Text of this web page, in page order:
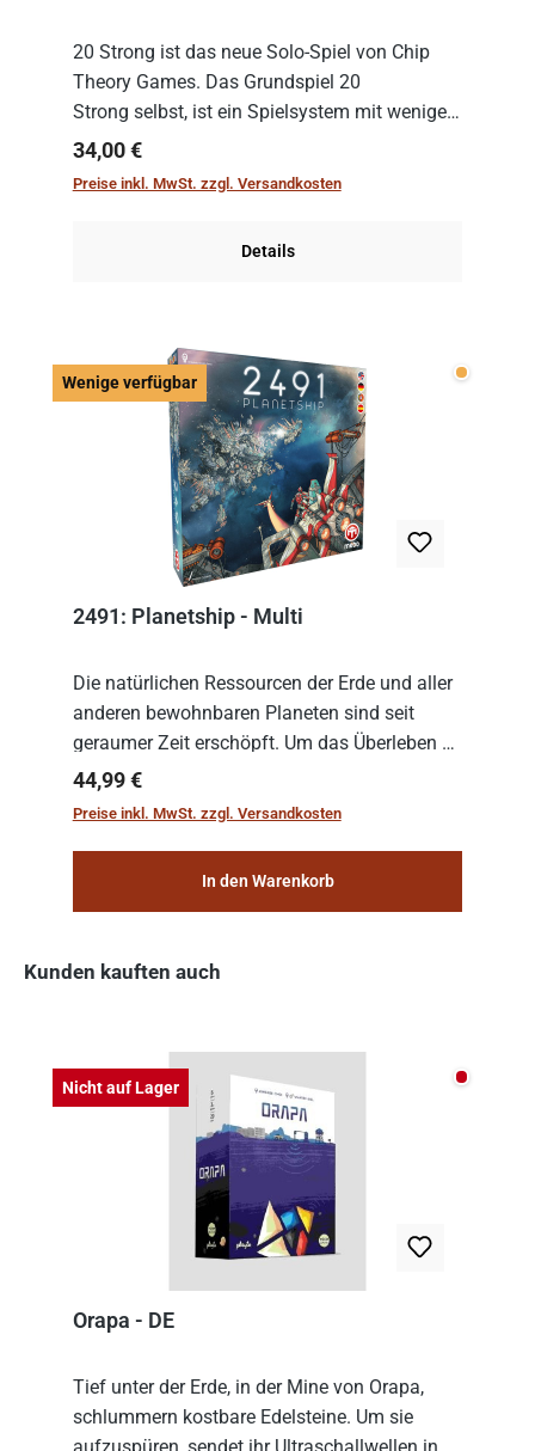
20 Strong ist das neue Solo-Spiel von Chip
Theory Games. Das Grundspiel 20
Strong selbst, ist ein Spielsystem mit wenigen,
einfachen Regeln. Um es zu spielen, muss es
immer mit einem Themenset ergänzt werden.
Regulärer Preis:
34,00 €
Preise inkl. MwSt. zzgl. Versandkosten
Details
Wenige verfügbar Wenige
2491: Planetship - Multi
Die natürlichen Ressourcen der Erde und aller
anderen bewohnbaren Planeten sind seit
geraumer Zeit erschöpft. Um das Überleben zu
sichern, wurden die sogenannten
„Weltenschiffe“ gebaut. Auf diesen
Regulärer Preis:
44,99 €
Preise inkl. MwSt. zzgl. Versandkosten
In den Warenkorb
Kunden kauften auch
Nicht auf Lager Nicht
Orapa - DE
Tief unter der Erde, in der Mine von Orapa,
schlummern kostbare Edelsteine. Um sie